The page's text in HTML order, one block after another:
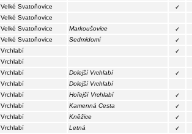
Velké Svatoňovice
✓
Velké Svatoňovice
Velké Svatoňovice Markoušovice
✓
Velké Svatoňovice Sedmidomí
✓
Vrchlabí
✓
Vrchlabí
Vrchlabí Dolejší Vrchlabí
✓
Vrchlabí
Dolejší Vrchlabí
Vrchlabí Hořejší Vrchlabí
✓
Vrchlabí Kamenná Cesta
✓
Vrchlabí Kněžice
✓
Vrchlabí Letná
✓